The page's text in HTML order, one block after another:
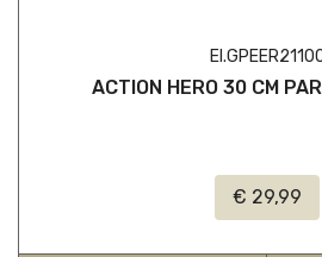
ACTION HERO 30 CM
€ 29,99